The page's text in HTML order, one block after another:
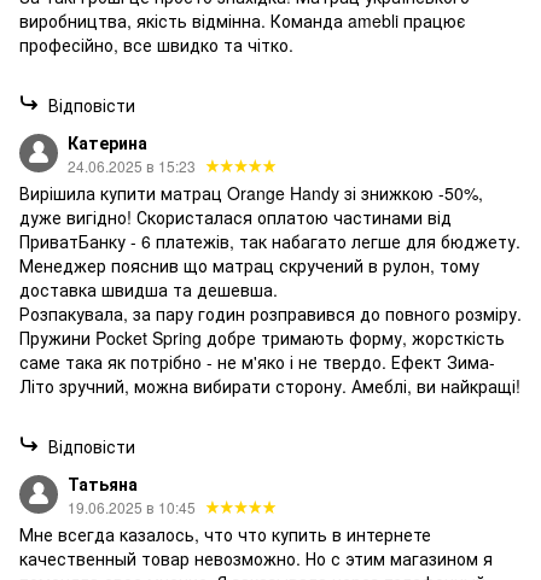
виробництва, якість відмінна. Команда amebli працює
професійно, все швидко та чітко.
Відповісти
Катерина
24.06.2025 в 15:23
Вирішила купити матрац Orange Handy зі знижкою -50%,
дуже вигідно! Скористалася оплатою частинами від
ПриватБанку - 6 платежів, так набагато легше для бюджету.
Менеджер пояснив що матрац скручений в рулон, тому
доставка швидша та дешевша.
Розпакувала, за пару годин розправився до повного розміру.
Пружини Pocket Spring добре тримають форму, жорсткість
саме така як потрібно - не м'яко і не твердо. Ефект Зима-
Літо зручний, можна вибирати сторону. Амеблі, ви найкращі!
Відповісти
Татьяна
19.06.2025 в 10:45
Мне всегда казалось, что что купить в интернете
качественный товар невозможно. Но с этим магазином я